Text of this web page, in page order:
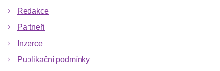
Redakce
Partneři
Inzerce
Publikační podmínky